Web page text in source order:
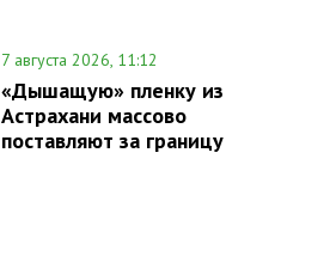
7 августа 2026, 11:12
«Дышащую» пленку из
Астрахани массово
поставляют за границу